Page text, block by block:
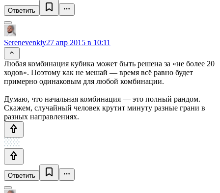
Ответить
Serenevenkiy27 апр 2015 в 10:11
Любая комбинация кубика может быть решена за «не более 20
ходов». Поэтому как не мешай — время всё равно будет
примерно одинаковым для любой комбинации.
Думаю, что начальная комбинация — это полный рандом.
Скажем, случайный человек крутит минуту разные грани в
разных направлениях.
Ответить